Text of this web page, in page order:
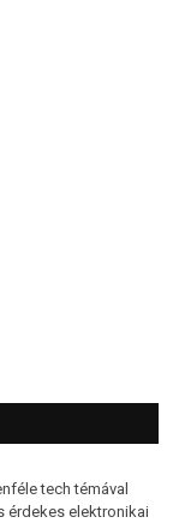
tech témával
érdekes elektronikai